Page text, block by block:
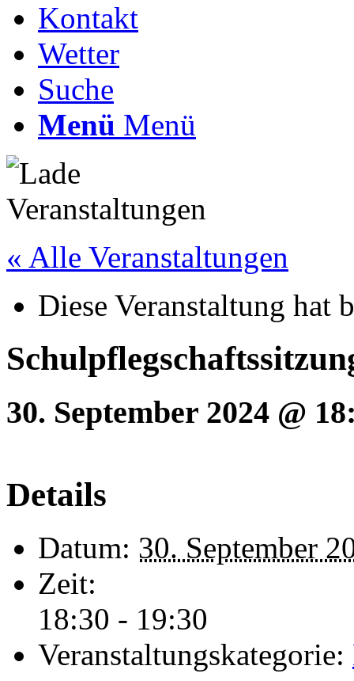
Kontakt
Wetter
Suche
Menü Menü
« Alle Veranstaltungen
Diese Veranstaltung hat
30. September 2024 @
Details
Datum: 30. September
Zeit:
18:30 - 19:30
Veranstaltungskategorie: